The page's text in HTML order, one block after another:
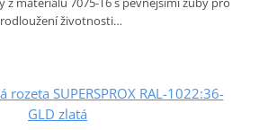
životnosti…
SUPERSPROX RAL-1022:36-
GLD zlatá